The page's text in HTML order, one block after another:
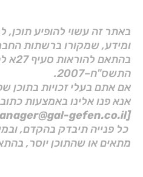
באתר זה עשוי להופיע תוכן,
ומידע, שמקורו ברשתות
בהתאם
התשס"ח–2007.
אם אתם בעלי זכויות בתוכן
אנא פנו אלינו באמצעות
[Manager@gal-gefen.co.il]
כל פנייה תיבדק בהקדם,
מתאים או שהתוכן יוסר,